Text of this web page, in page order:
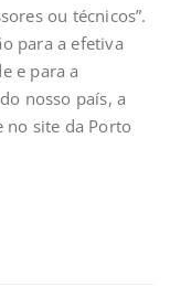
ou técnicos”.
para a efetiva
e para a
nosso país, a
no site da Porto